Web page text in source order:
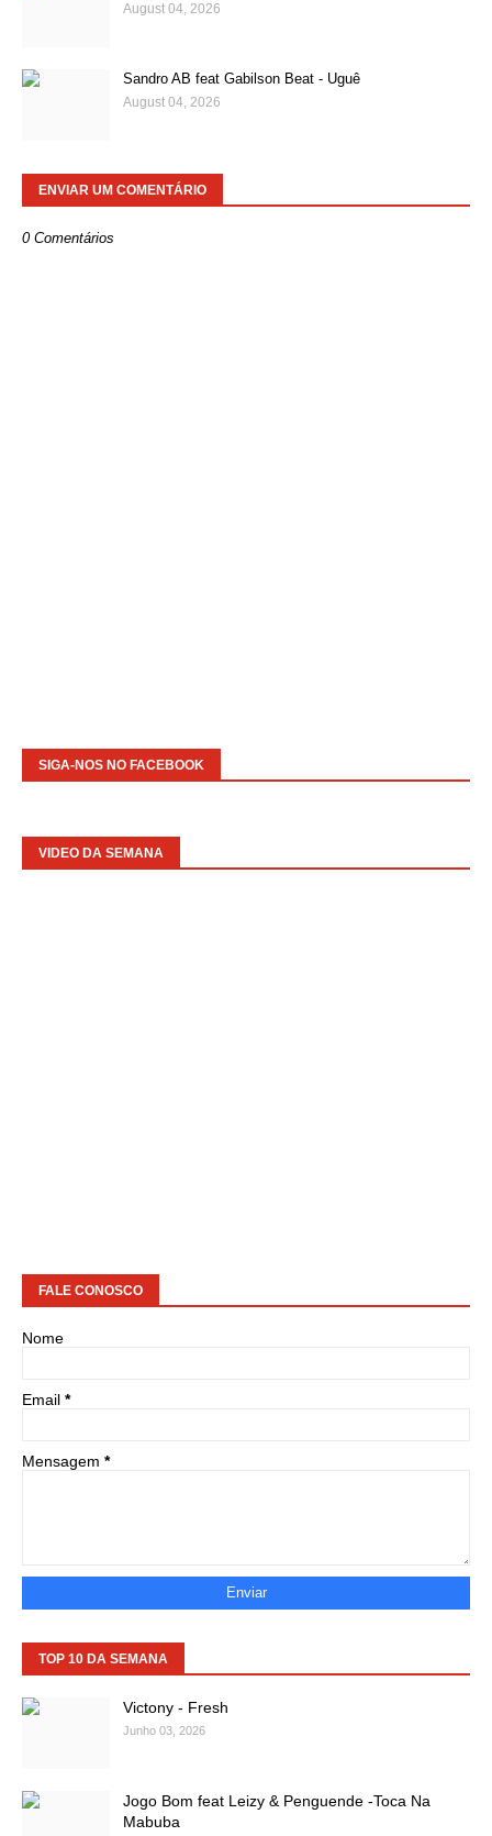
August 04, 2026
Sandro AB feat Gabilson Beat - Uguê
August 04, 2026
ENVIAR UM COMENTÁRIO
0 Comentários
SIGA-NOS NO FACEBOOK
VIDEO DA SEMANA
FALE CONOSCO
Nome
Email *
Mensagem *
TOP 10 DA SEMANA
Victony - Fresh
Junho 03, 2026
Jogo Bom feat Leizy & Penguende -Toca Na
Mabuba